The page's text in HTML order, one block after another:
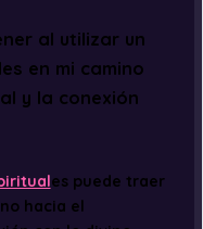
al utilizar un
en mi camino
y la conexión
es puede traer
hacia el